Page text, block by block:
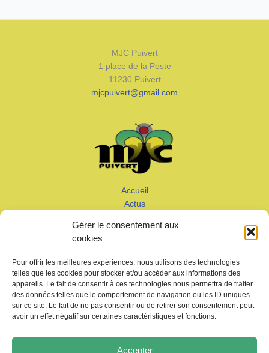
Gérer le consentement aux
cookies
Pour offrir les meilleures expériences, nous utilisons des technologies
telles que les cookies pour stocker et/ou accéder aux informations des
appareils. Le fait de consentir à ces technologies nous permettra de traiter
des données telles que le comportement de navigation ou les ID uniques
sur ce site. Le fait de ne pas consentir ou de retirer son consentement peut
avoir un effet négatif sur certaines caractéristiques et fonctions.
Accepter
MJC Puivert
1 place de la Poste
11230 Puivert
mjcpuivert@gmail.com
Accueil
Actus
Adhérer
Galeries – Vidéos